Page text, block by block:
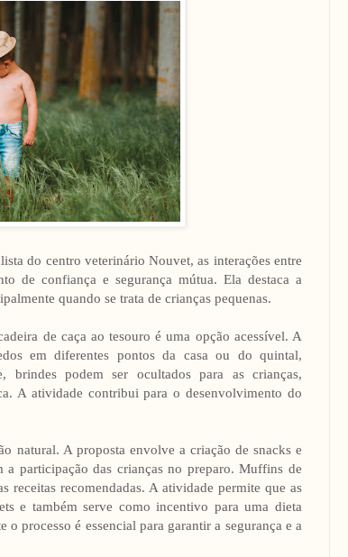
do centro veterinário Nouvet, as interações entre
de confiança e segurança mútua. Ela destaca a
quando se trata de crianças pequenas.
de caça ao tesouro é uma opção acessível. A
em diferentes pontos da casa ou do quintal,
brindes podem ser ocultados para as crianças,
A atividade contribui para o desenvolvimento do
natural. A proposta envolve a criação de snacks e
a participação das crianças no preparo. Muffins de
receitas recomendadas. A atividade permite que as
e também serve como incentivo para uma dieta
processo é essencial para garantir a segurança e a